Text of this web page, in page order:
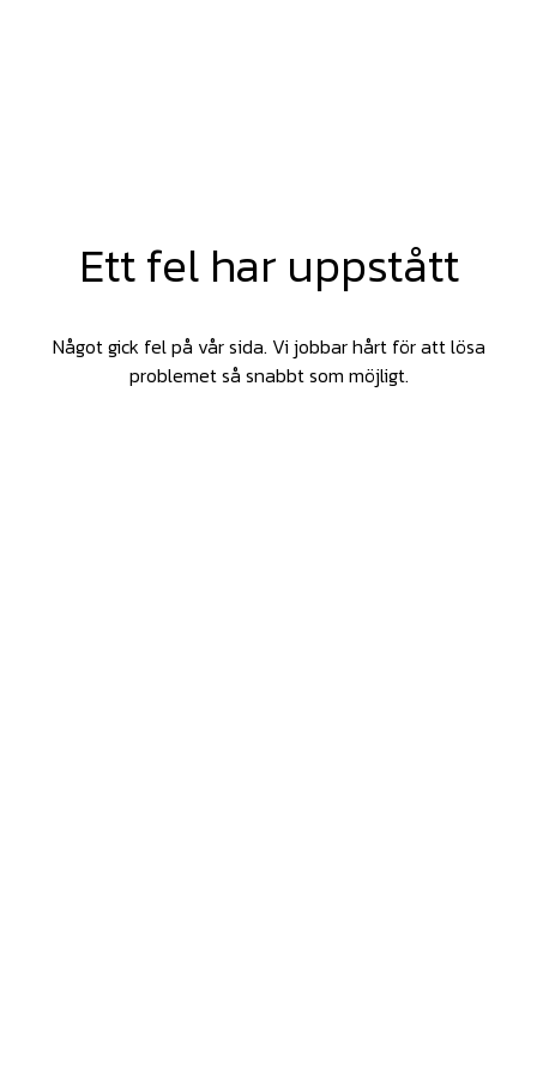
Ett fel har uppstått
Något gick fel på vår sida. Vi jobbar hårt för att lösa
problemet så snabbt som möjligt.